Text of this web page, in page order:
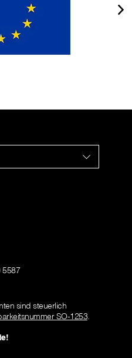
5587
sind steuerlich
SO-1253.